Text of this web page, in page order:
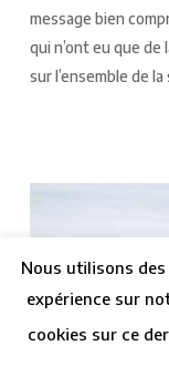
message bien
qui n’ont eu que de
sur l’ensemble de la
Nous utilisons
expérience sur
cookies sur ce